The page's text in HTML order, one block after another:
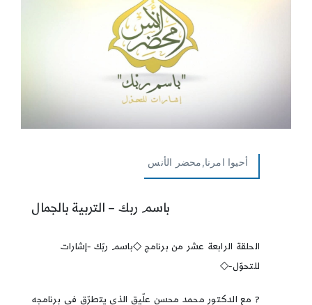
أحيوا امرنا,محضر الأنس
باسم ربك – التربية بالجمال
الحلقة الرابعة عشر من برنامج ◇باسم ربّك -إشارات
للتحوّل-◇
?️ مع الدكتور محمد محسن علّيق الذي يتطرّق في برنامجه